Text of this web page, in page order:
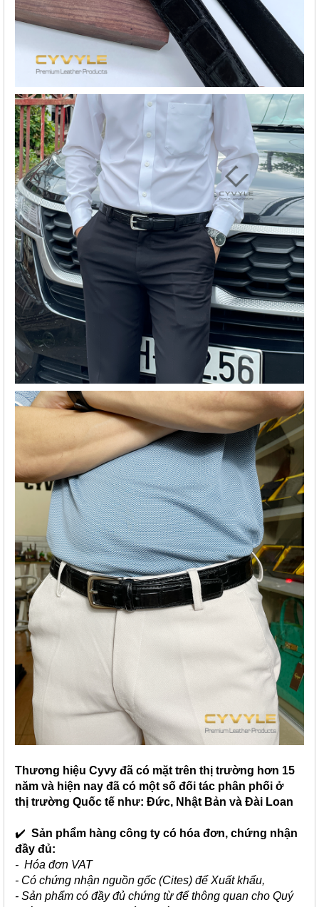
Thương hiệu Cyvy đã có mặt trên thị trường hơn 15
năm và hiện nay đã có một số đối tác phân phối ở
thị trường Quốc tế như: Đức, Nhật Bản và Đài Loan
✔️ Sản phẩm hàng công ty có hóa đơn, chứng nhận
đầy đủ:
- Hóa đơn VAT
- Có chứng nhận nguồn gốc (Cites) để Xuất khẩu,
- Sản phẩm có đầy đủ chứng từ để thông quan cho Quý